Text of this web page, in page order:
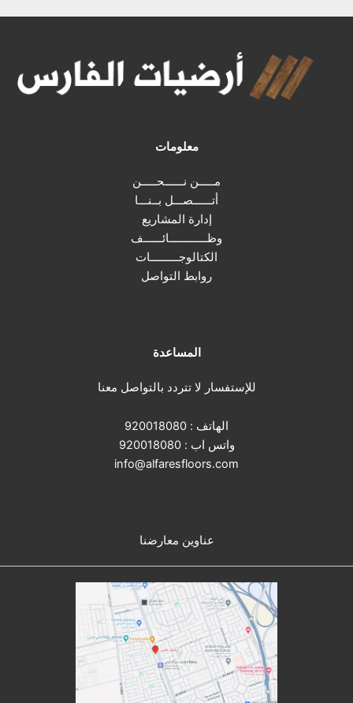
معلومات
مـــــن نــــــحـــــن
أتــــــصـــل بــنـــا
إدارة المشاريع
وظــــــــــــائــــــف
الكتالوجـــــــــات
روابط التواصل
المساعدة
للإستفسار لا تتردد بالتواصل معنا
الهاتف : 920018080
واتس اب :920018080
info@alfaresfloors.com
عناوين معارضنا